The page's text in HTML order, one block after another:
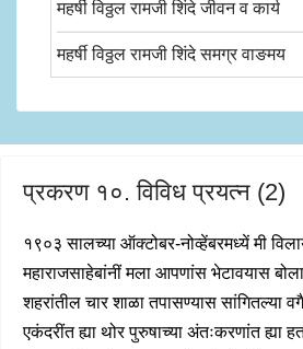
महर्षी विठ्ठल रामजी शिंदे जीवन व कार्य
महर्षी विठ्ठल रामजी शिंदे समग्र वाङमय
प्रकरण १०. विविध प्रयत्न (2)
१९०३ सालच्या ऑक्टोबर-नोव्हेंबरमध्यें मी
महाराजसाहेबांनीं मला आपणांस भेटावयास
शहरांतील चार शाळा तपासण्यास
एकंदरींत ह्या थोर पुरुषाच्या अंतःकरणांत ह्या